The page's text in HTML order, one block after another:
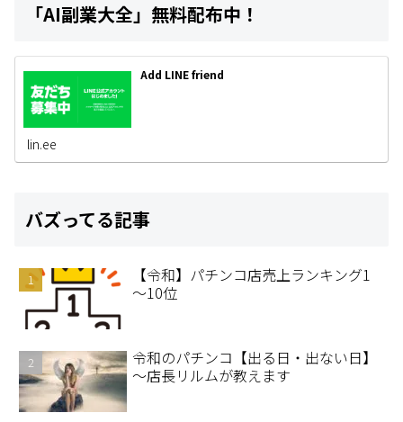
「AI副業大全」無料配布中！
Add LINE friend
lin.ee
バズってる記事
【令和】パチンコ店売上ランキング1
～10位
令和のパチンコ【出る日・出ない日】
～店長リルムが教えます